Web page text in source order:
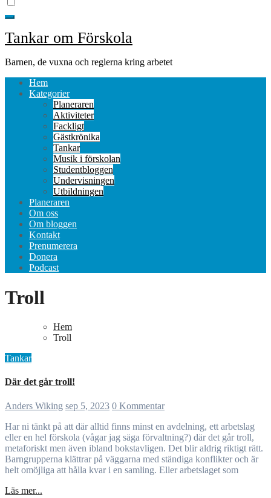
Tankar om Förskola
Barnen, de vuxna och reglerna kring arbetet
Hem
Kategorier
Planeraren
Aktiviteter
Fackligt
Gästkrönika
Tankar
Musik i förskolan
Studentbloggen
Undervisningen
Utbildningen
Planeraren
Om oss
Om bloggen
Kontakt
Prenumerera
Donera
Podcast
Troll
Hem
Troll
Tankar
Där det går troll!
Anders Wiking sep 5, 2023 0 Kommentar
Har ni tänkt på att där alltid finns minst en avdelning, ett arbetslag
eller en hel förskola (vågar jag säga förvaltning?) där det går troll,
metaforiskt men även ibland bokstavligen. Det blir aldrig riktigt rätt.
Barngrupperna klättrar på väggarna med ständiga konflikter och är
helt omöjliga att hålla kvar i en samling. Eller arbetslaget som
Läs mer...